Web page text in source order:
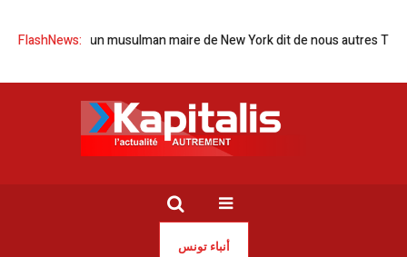
FlashNews:d’un musulman maire de New York dit de nous autres
أنباء تونس